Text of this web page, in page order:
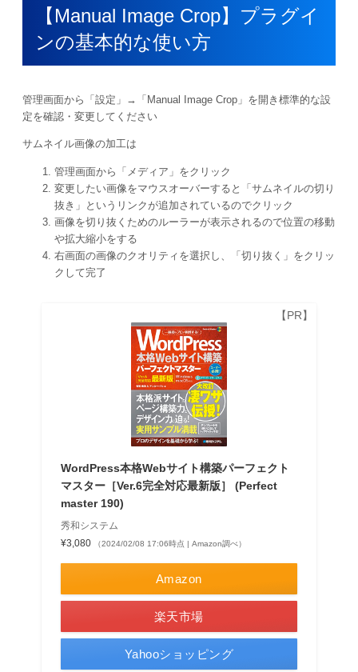
【Manual Image Crop】プラグイ
ンの基本的な使い方
管理画面から「設定」→「Manual Image Crop」を開き標準的な設
定を確認・変更してください
サムネイル画像の加工は
管理画面から「メディア」をクリック
変更したい画像をマウスオーバーすると「サムネイルの切り
抜き」というリンクが追加されているのでクリック
画像を切り抜くためのルーラーが表示されるので位置の移動
や拡大縮小をする
右画面の画像のクオリティを選択し、「切り抜く」をクリッ
クして完了
WordPress本格Webサイト構築パーフェクト
マスター［Ver.6完全対応最新版］ (Perfect
master 190)
秀和システム
¥3,080
（2024/02/08 17:06時点 | Amazon調べ）
Amazon
楽天市場
Yahooショッピング